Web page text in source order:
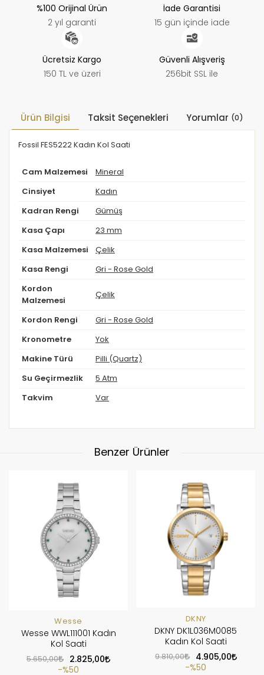
%100 Orijinal Ürün
2 yıl garanti
İade Garantisi
15 gün içinde iade
Ücretsiz Kargo
150 TL ve üzeri
Güvenli Alışveriş
256bit SSL ile
Ürün Bilgisi Taksit Seçenekleri Yorumlar (0)
Fossil FES5222 Kadın Kol Saati
Cam Malzemesi Mineral
Cinsiyet Kadın
Kadran Rengi Gümüş
Kasa Çapı 23 mm
Kasa Malzemesi Çelik
Kasa Rengi Gri - Rose Gold
Kordon
Malzemesi
Çelik
Kordon Rengi Gri - Rose Gold
Kronometre Yok
Makine Türü Pilli (Quartz)
Su Geçirmezlik 5 Atm
Takvim Var
Benzer Ürünler
Wesse
Wesse WWL111001 Kadın
Kol Saati
5.650,00
2.825,00
%50
DKNY
DKNY DK1L036M0085
Kadın Kol Saati
9.810,00
4.905,00
%50